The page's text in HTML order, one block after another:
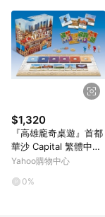
$1,320
『高雄龐奇桌遊』首都
華沙 Capital 繁體中文
版 正版桌上遊戲專賣店
Yahoo購物中心
0%